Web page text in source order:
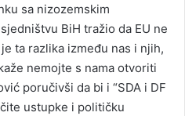
sa nizozemskim
BiH tražio da EU ne
ta razlika između nas i njih,
nemojte s nama otvoriti
poručivši da bi i “SDA i DF
ustupke i političku